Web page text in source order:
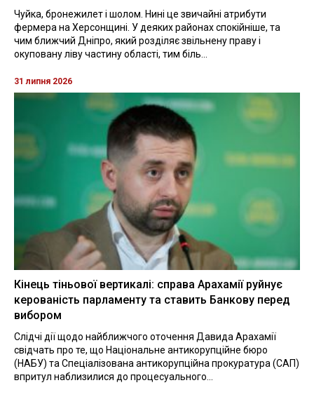
Чуйка, бронежилет і шолом. Нині це звичайні атрибути
фермера на Херсонщині. У деяких районах спокійніше, та
чим ближчий Дніпро, який розділяє звільнену праву і
окуповану ліву частину області, тим біль...
31 липня 2026
Кінець тіньової вертикалі: справа Арахамії руйнує
керованість парламенту та ставить Банкову перед
вибором
Слідчі дії щодо найближчого оточення Давида Арахамії
свідчать про те, що Національне антикорупційне бюро
(НАБУ) та Спеціалізована антикорупційна прокуратура (САП)
впритул наблизилися до процесуального...